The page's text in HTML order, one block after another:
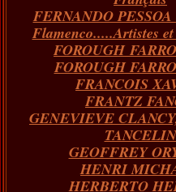
FERNANDO
Flamenco.....Artistes
FOROUGH
FOROUGH
FRANCOIS
FRANTZ
GENEVIEVE
TANCELIN
GEOFFREY
HENRI
HERBERTO